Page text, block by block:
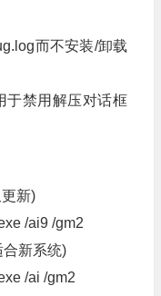
而不安装/卸载
于禁用解压对话框
新)
/ai9 /gm2
新系统)
/ai /gm2